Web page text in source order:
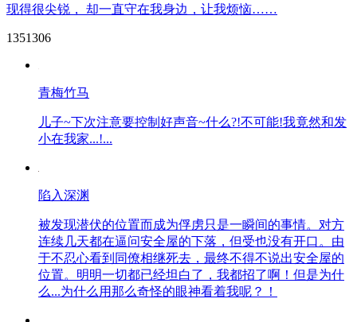
现得很尖锐， 却一直守在我身边，让我烦恼……
1351306
青梅竹马
儿子~下次注意要控制好声音~什么?!不可能!我竟然和发
小在我家...!...
陷入深渊
被发现潜伏的位置而成为俘虏只是一瞬间的事情。对方
连续几天都在逼问安全屋的下落，但受也没有开口。由
于不忍心看到同僚相继死去，最终不得不说出安全屋的
位置。明明一切都已经坦白了，我都招了啊！但是为什
么...为什么用那么奇怪的眼神看着我呢？！